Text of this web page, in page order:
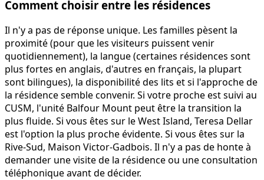
Comment choisir entre les résidences
Il n'y a pas de réponse unique. Les familles pèsent la
proximité (pour que les visiteurs puissent venir
quotidiennement), la langue (certaines résidences sont
plus fortes en anglais, d'autres en français, la plupart
sont bilingues), la disponibilité des lits et si l'approche de
la résidence semble convenir. Si votre proche est suivi au
CUSM, l'unité Balfour Mount peut être la transition la
plus fluide. Si vous êtes sur le West Island, Teresa Dellar
est l'option la plus proche évidente. Si vous êtes sur la
Rive-Sud, Maison Victor-Gadbois. Il n'y a pas de honte à
demander une visite de la résidence ou une consultation
téléphonique avant de décider.